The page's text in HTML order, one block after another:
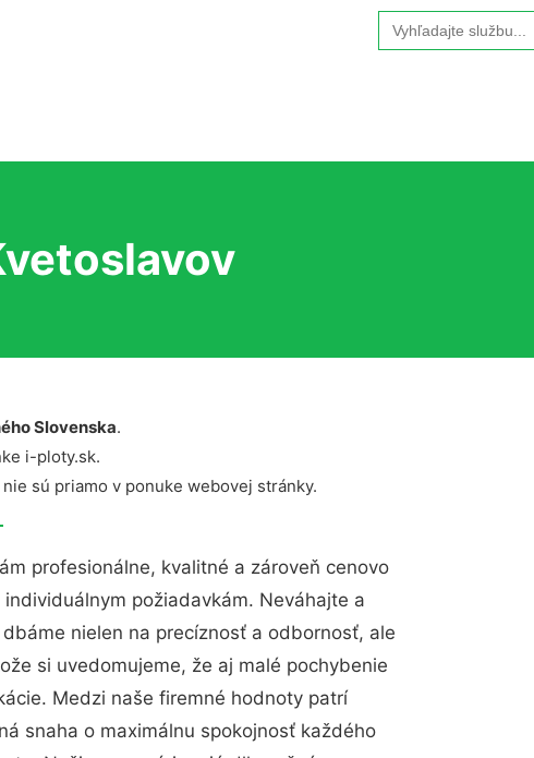
Search
for:
Slovenska.
i-ploty.sk.
sú priamo v ponuke webovej stránky.
profesionálne, kvalitné a zároveň cenovo
požiadavkám. Neváhajte a
nielen na precíznosť a odbornosť, ale
si uvedomujeme, že aj malé pochybenie
Medzi naše firemné hodnoty patrí
snaha o maximálnu spokojnosť každého